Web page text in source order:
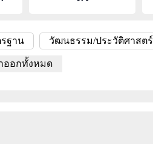
ฐาน วัฒนธรรม/ประวัติศาสตร์
ออกทั้งหมด